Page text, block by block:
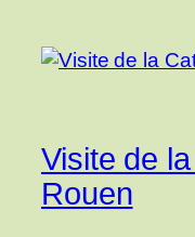
Visite de
Rouen